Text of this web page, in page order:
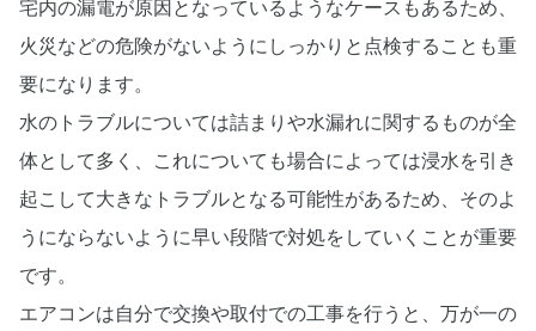
宅内の漏電が原因となっているようなケースもあるため、
火災などの危険がないようにしっかりと点検することも重
要になります。
水のトラブルについては詰まりや水漏れに関するものが全
体として多く、これについても場合によっては浸水を引き
起こして大きなトラブルとなる可能性があるため、そのよ
うにならないように早い段階で対処をしていくことが重要
です。
エアコンは自分で交換や取付での工事を行うと、万が一の